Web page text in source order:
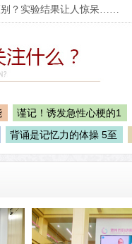
别？实验结果让人惊呆……
谨记！诱发急性心梗的1
背诵是记忆力的体操 5至